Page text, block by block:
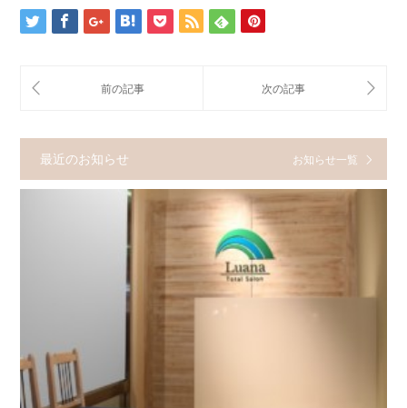
最近のお知らせ お知らせ一覧